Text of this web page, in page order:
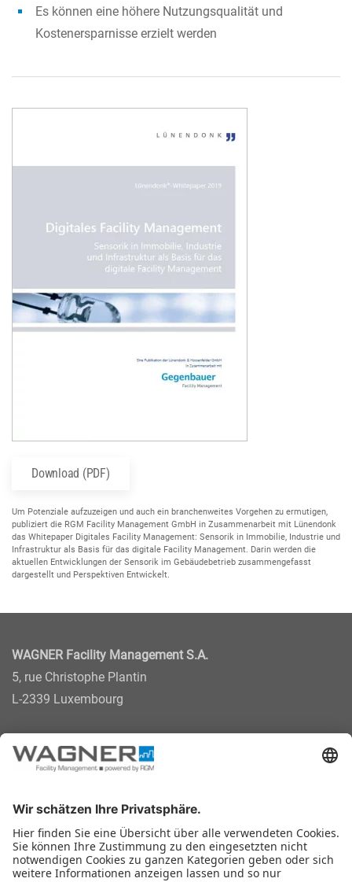
Es können eine höhere Nutzungsqualität und
Kostenersparnisse erzielt werden
Download (PDF)
Um Potenziale aufzuzeigen und auch ein branchenweites Vorgehen zu ermutigen,
publiziert die RGM Facility Management GmbH in Zusammenarbeit mit Lünendonk
das Whitepaper Digitales Facility Management: Sensorik in Immobilie, Industrie und
Infrastruktur als Basis für das digitale Facility Management. Darin werden die
aktuellen Entwicklungen der Sensorik im Gebäudebetrieb zusammengefasst
dargestellt und Perspektiven Entwickelt.
WAGNER Facility Management S.A.
5, rue Christophe Plantin
L-2339 Luxembourg
Kontaktieren Sie uns:
contact@wfm.lu